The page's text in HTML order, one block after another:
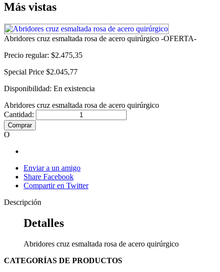
Más vistas
Abridores cruz esmaltada rosa de acero quirúrgico -OFERTA-
Precio regular: $2.475,35
Special Price $2.045,77
Disponibilidad: En existencia
Abridores cruz esmaltada rosa de acero quirúrgico
Cantidad:
Comprar
O
Enviar a un amigo
Share Facebook
Compartir en Twitter
Descripción
Detalles
Abridores cruz esmaltada rosa de acero quirúrgico
CATEGORÍAS DE PRODUCTOS